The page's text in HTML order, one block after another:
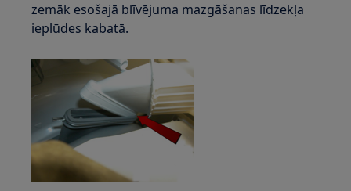
zemāk esošajā blīvējuma mazgāšanas līdzekļa
ieplūdes kabatā.